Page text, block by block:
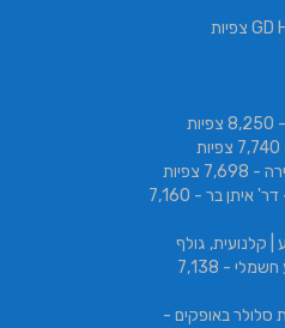
GD
- 8,250 צפיות
- 7,698 צפיות
דר' איתן בר
- 7,160
קלנועית, גולף
חשמלי
- 7,138
סלולר באופקים -